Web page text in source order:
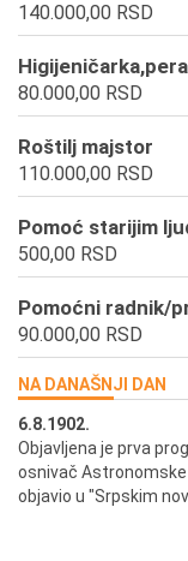
140.000,00 RSD
80.000,00 RSD
Roštilj majstor
110.000,00 RSD
Pomoć starijim
500,00 RSD
Pomoćni radnik/
90.000,00 RSD
NA DANAŠNJI DAN
6.8.1902.
Objavljena je prva
osnivač
objavio u "Srpskim